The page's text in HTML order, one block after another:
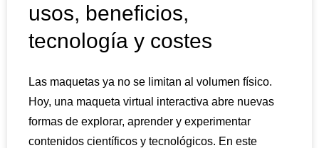
usos, beneficios,
tecnología y costes
Las maquetas ya no se limitan al volumen físico.
Hoy, una maqueta virtual interactiva abre nuevas
formas de explorar, aprender y experimentar
contenidos científicos y tecnológicos. En este